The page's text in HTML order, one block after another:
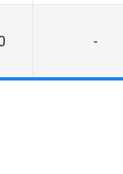
-